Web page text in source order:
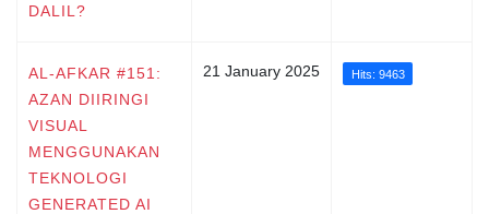
DALIL?
AL-AFKAR #151:
AZAN DIIRINGI
VISUAL
MENGGUNAKAN
TEKNOLOGI
GENERATED AI
21 January 2025 Hits: 9463